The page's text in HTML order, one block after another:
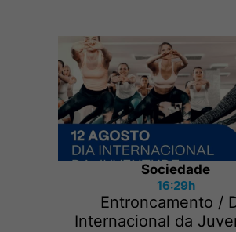
Sociedade
16:29h
Entroncamento /
Internacional da